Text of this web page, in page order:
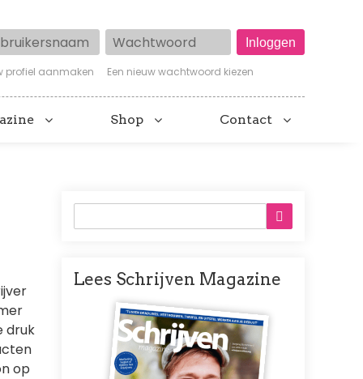
Wachtwoord
profiel aanmaken Een nieuw wachtwoord kiezen
Shop Contact
druk
op
Lees Schrijven Magazine
Afbeelding